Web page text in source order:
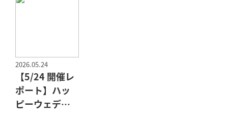
2026.05.24
【5/24 開催レ
ポート】ハッ
ピーウェディ